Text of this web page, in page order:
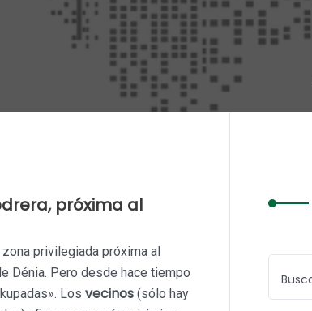
próxima al
privilegiada próxima al
Dénia. Pero desde hace tiempo
Los vecinos (sólo hay